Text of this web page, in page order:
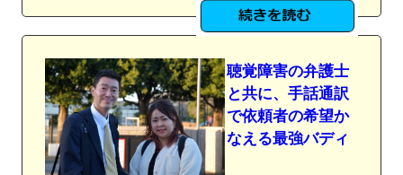
聴覚障害の弁護士
と共に、手話通訳
で依頼者の希望か
なえる最強バディ